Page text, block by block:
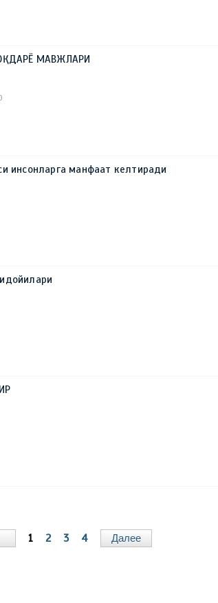
МАВЖЛАРИ
инсонларга манфаат келтиради
1 2 3 4 Далее